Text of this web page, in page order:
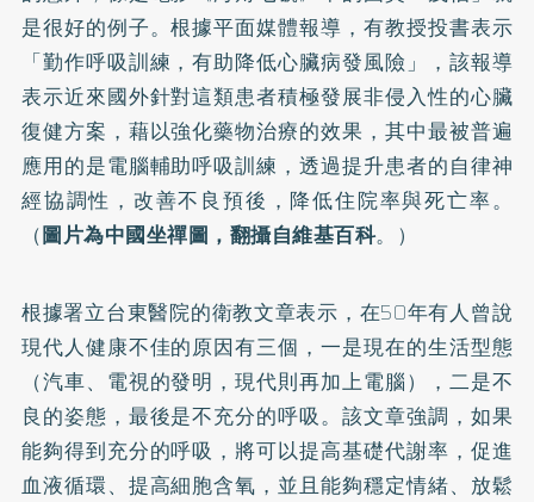
是很好的例子。根據平面媒體報導，有教授投書表示
「勤作呼吸訓練，有助降低心臟病發風險」，該報導
表示近來國外針對這類患者積極發展非侵入性的心臟
復健方案，藉以強化藥物治療的效果，其中最被普遍
應用的是電腦輔助呼吸訓練，透過提升患者的自律神
經協調性，改善不良預後，降低住院率與死亡率。
（圖片為中國坐禪圖，翻攝自維基百科。）
根據署立台東醫院的衛教文章表示，在50年有人曾說
現代人健康不佳的原因有三個，一是現在的生活型態
（汽車、電視的發明，現代則再加上電腦），二是不
良的姿態，最後是不充分的呼吸。該文章強調，如果
能夠得到充分的呼吸，將可以提高基礎代謝率，促進
血液循環、提高細胞含氧，並且能夠穩定情緒、放鬆